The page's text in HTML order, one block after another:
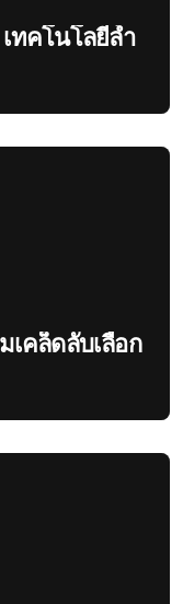
ทคโนโลยีล้ำ
เคล็ดลับเลือก